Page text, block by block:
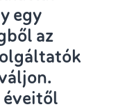
egy
az
éveitől